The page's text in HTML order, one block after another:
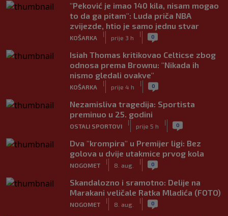
"Peković je imao 140 kila, nisam mogao
to da ga pitam": Luda priča NBA
zvijezde, htio je samo jednu stvar
KOŠARKA
|
prije 3 h
| 0
Isiah Thomas kritikovao Celticse zbog
odnosa prema Brownu: "Nikada ih
nismo gledali ovakve"
KOŠARKA
|
prije 4 h
| 0
Nezamisliva tragedija: Sportista
preminuo u 25. godini
OSTALI SPORTOVI
|
prije 5 h
| 0
Dva "krompira" u Premijer ligi: Bez
golova u dvije utakmice prvog kola
NOGOMET
|
8. aug.
| 0
Skandalozno i sramotno: Delije na
Marakani veličale Ratka Mladića (FOTO)
NOGOMET
|
8. aug.
| 0